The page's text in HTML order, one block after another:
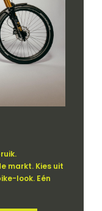
markt. Kies uit
look. Eén